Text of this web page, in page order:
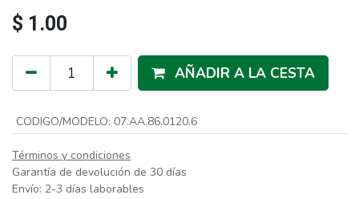
$ 1.00
AÑADIR A LA CESTA
CODIGO/MODELO: 07.AA.86.0120.6
Términos y condiciones
Garantía de devolución de 30 días
Envío: 2-3 días laborables